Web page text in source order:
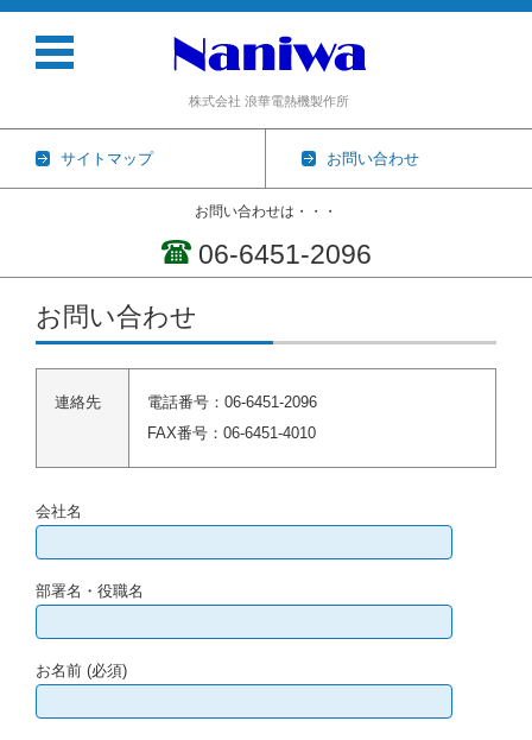
株式会社 浪華電熱機製作所
サイトマップ お問い合わせ
お問い合わせは・・・
06-6451-2096
コンテンツに移動
お問い合わせ
連絡先
電話番号：06-6451-2096
FAX番号：06-6451-4010
会社名
部署名・役職名
お名前 (必須)